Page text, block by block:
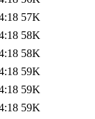
57K
58K
58K
59K
59K
59K